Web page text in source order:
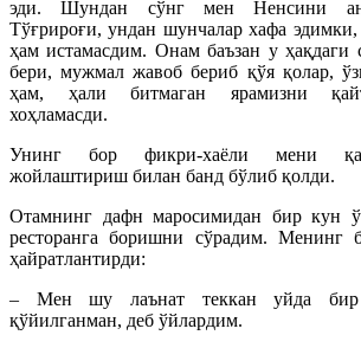
эди. Шундан сўнг мен Ненсини
Тўғрироғи, ундан шунчалар хафа
ҳам истамасдим. Онам баъзан у ҳақдаги
бери, мужмал жавоб бериб қўя қолар,
ҳам, ҳали битмаган ярамизни
хоҳламасди.
Унинг бор фикри-хаёли мени
жойлаштириш билан банд бўлиб қолди.
Отамнинг дафн маросимидан бир кун
ресторанга боришни сўрадим. Менинг
ҳайратлантирди:
– Мен шу лаънат теккан уйда бир
қўйилганман, деб ўйлардим.